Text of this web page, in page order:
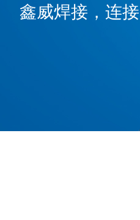
鑫威焊接，连